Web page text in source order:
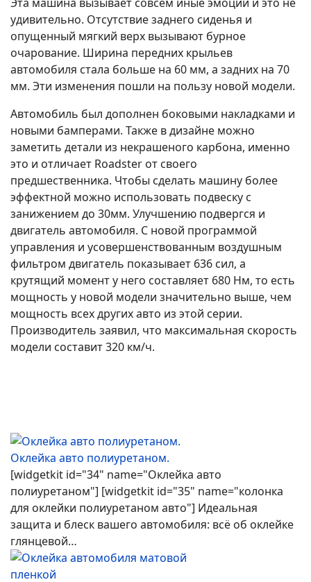
удивительно. Отсутствие заднего сиденья и
опущенный мягкий верх вызывают бурное
очарование. Ширина передних крыльев
автомобиля стала больше на 60 мм, а задних на 70
мм. Эти изменения пошли на пользу новой модели.
Автомобиль был дополнен боковыми накладками и
новыми бамперами. Также в дизайне можно
заметить детали из некрашеного карбона, именно
это и отличает Roadster от своего
предшественника. Чтобы сделать машину более
эффектной можно использовать подвеску с
занижением до 30мм. Улучшению подвергся и
двигатель автомобиля. С новой программой
управления и усовершенствованным воздушным
фильтром двигатель показывает 636 сил, а
крутящий момент у него составляет 680 Нм, то есть
мощность у новой модели значительно выше, чем
мощность всех других авто из этой серии.
Производитель заявил, что максимальная скорость
модели составит 320 км/ч.
Оклейка авто полиуретаном.
[widgetkit id="34" name="Оклейка авто
полиуретаном"] [widgetkit id="35" name="колонка
для оклейки полиуретаном авто"] Идеальная
защита и блеск вашего автомобиля: всё об оклейке
глянцевой…